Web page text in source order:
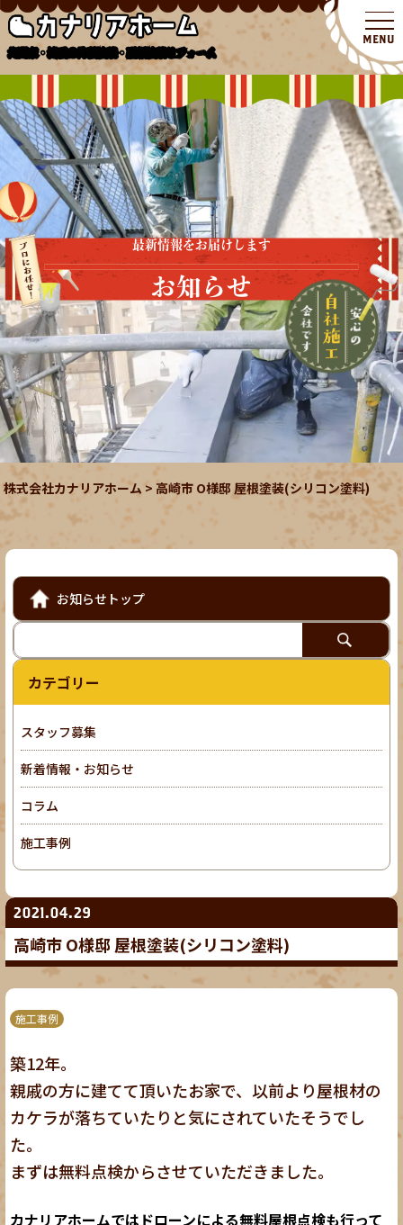
北関東・埼玉の外壁塗装・屋根塗装リフォーム
最新情報をお届けします
お知らせ
株式会社カナリアホーム> 高崎市 O様邸 屋根塗装(シリコン塗料)
2021.04.29
高崎市 O様邸 屋根塗装(シリコン塗料)
施工事例
築12年。
親戚の方に建てて頂いたお家で、以前より屋根材の
カケラが落ちていたりと気にされていたそうでし
た。
まずは無料点検からさせていただきました。
カナリアホームではドローンによる無料屋根点検も行って
お知らせトップ
カテゴリー
スタッフ募集
新着情報・お知らせ
コラム
施工事例